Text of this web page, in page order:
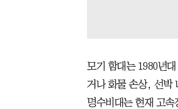
모기 함대는 1980년
거나 화물 손상, 선박
명수비대는 현재 고